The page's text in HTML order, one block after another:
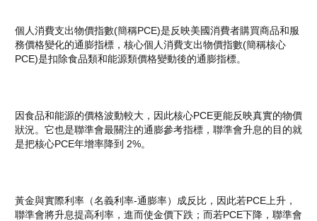
個人消費支出物價指數(簡稱PCE)是反映美國消費者購買商品和服
務價格變化的通膨指標，核心個人消費支出物價指數(簡稱核心
PCE)是扣除食品類和能源類價格變動後的通膨指標。
因食品和能源的價格波動較大，因此核心PCE更能反映真實的物價
狀況。它也是聯準會最關注的通膨參考指標，聯準會升息的目的就
是把核心PCE年增率降到 2%。
黃金與實際利率（名義利率-通膨率）成反比，因此若PCE上升，
聯準會將升息提高利率，進而使金價下跌；而若PCE下降，聯準會